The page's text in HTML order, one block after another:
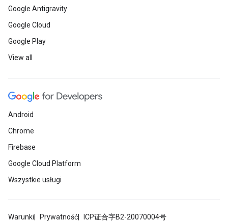
Google Antigravity
Google Cloud
Google Play
View all
Android
Chrome
Firebase
Google Cloud Platform
Wszystkie usługi
Warunki Prywatność ICP证合字B2-20070004号